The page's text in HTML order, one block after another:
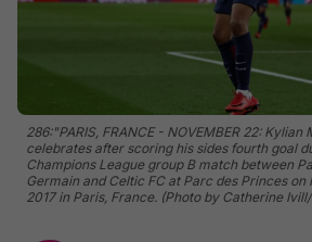
286:"PARIS, FRANCE - NOVEMBER 22: Kylian
celebrates after scoring his sides fourth goal
Champions League group B match between
Germain and Celtic FC at Parc des Princes on
2017 in Paris, France. (Photo by Catherine